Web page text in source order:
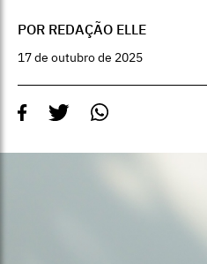
POR REDAÇÃO ELLE
17 de outubro de 2025